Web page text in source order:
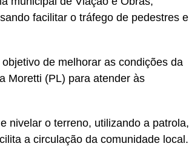
facilitar o tráfego de pedestres e
de melhorar as condições da
Moretti (PL) para atender às
nivelar o terreno, utilizando a patrola,
a circulação da comunidade local.